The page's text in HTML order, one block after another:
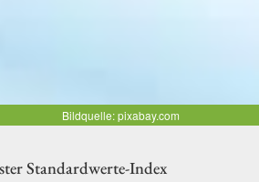
Bildquelle: pixabay.com
Standardwerte-Index